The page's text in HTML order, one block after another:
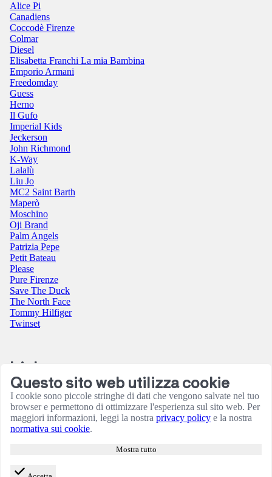
Alice Pi
Canadiens
Coccodè Firenze
Colmar
Diesel
Elisabetta Franchi La mia Bambina
Emporio Armani
Freedomday
Guess
Herno
Il Gufo
Imperial Kids
Jeckerson
John Richmond
K-Way
Lalalù
Liu Jo
MC2 Saint Barth
Maperò
Moschino
Oji Brand
Palm Angels
Patrizia Pepe
Petit Bateau
Please
Pure Firenze
Save The Duck
The North Face
Tommy Hilfiger
Twinset
Link
Contatti
Condizioni utilizzo sito
Informativa sulla Privacy
Resi e rimborsi
Termini e Condizioni
Questo sito web utilizza cookie
I cookie sono piccole stringhe di dati che vengono salvate nel tuo
browser e permettono di ottimizzare l'esperienza sul sito web. Per
maggiori informazioni, leggi la nostra privacy policy e la nostra
normativa sui cookie.
Mostra tutto